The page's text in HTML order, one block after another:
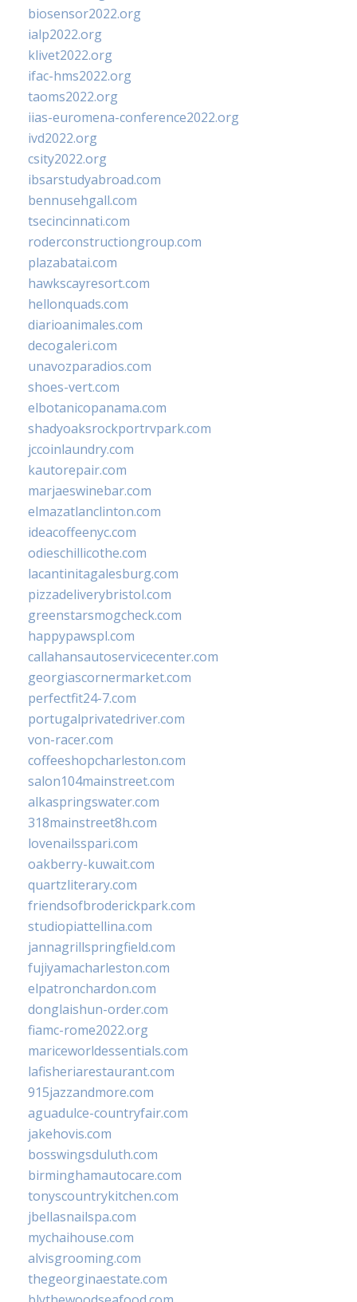
biosensor2022.org
ialp2022.org
klivet2022.org
ifac-hms2022.org
taoms2022.org
iias-euromena-conference2022.org
ivd2022.org
csity2022.org
ibsarstudyabroad.com
bennusehgall.com
tsecincinnati.com
roderconstructiongroup.com
plazabatai.com
hawkscayresort.com
hellonquads.com
diarioanimales.com
decogaleri.com
unavozparadios.com
shoes-vert.com
elbotanicopanama.com
shadyoaksrockportrvpark.com
jccoinlaundry.com
kautorepair.com
marjaeswinebar.com
elmazatlanclinton.com
ideacoffeenyc.com
odieschillicothe.com
lacantinitagalesburg.com
pizzadeliverybristol.com
greenstarsmogcheck.com
happypawspl.com
callahansautoservicecenter.com
georgiascornermarket.com
perfectfit24-7.com
portugalprivatedriver.com
von-racer.com
coffeeshopcharleston.com
salon104mainstreet.com
alkaspringswater.com
318mainstreet8h.com
lovenailsspari.com
oakberry-kuwait.com
quartzliterary.com
friendsofbroderickpark.com
studiopiattellina.com
jannagrillspringfield.com
fujiyamacharleston.com
elpatronchardon.com
donglaishun-order.com
fiamc-rome2022.org
mariceworldessentials.com
lafisheriarestaurant.com
915jazzandmore.com
aguadulce-countryfair.com
jakehovis.com
bosswingsduluth.com
birminghamautocare.com
tonyscountrykitchen.com
jbellasnailspa.com
mychaihouse.com
alvisgrooming.com
thegeorginaestate.com